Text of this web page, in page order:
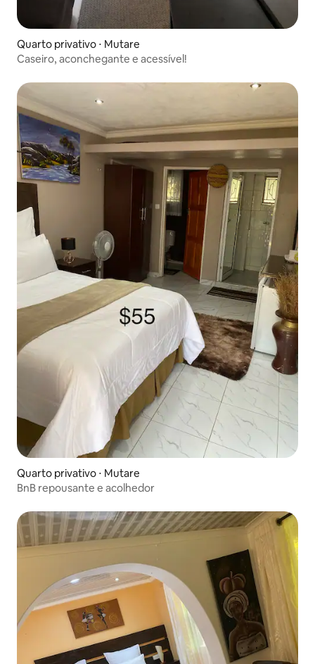
Quarto privativo ⋅ Mutare
Caseiro, aconchegante e acessível!
Quarto privativo ⋅ Mutare
BnB repousante e acolhedor